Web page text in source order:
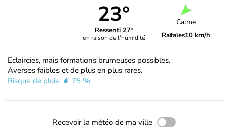
23°
Ressenti 27°
en raison de l'humidité
Calme
Rafales10 km/h
Eclaircies, mais formations brumeuses possibles.
Averses faibles et de plus en plus rares.
Risque de pluie
75 %
Recevoir la météo de ma ville